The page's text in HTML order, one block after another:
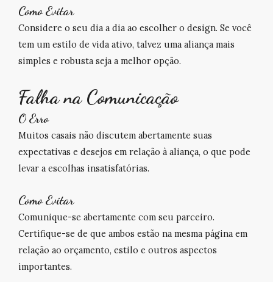
Como Evitar
Considere o seu dia a dia ao escolher o design. Se você
tem um estilo de vida ativo, talvez uma aliança mais
simples e robusta seja a melhor opção.
Falha na Comunicação
O Erro
Muitos casais não discutem abertamente suas
expectativas e desejos em relação à aliança, o que pode
levar a escolhas insatisfatórias.
Como Evitar
Comunique-se abertamente com seu parceiro.
Certifique-se de que ambos estão na mesma página em
relação ao orçamento, estilo e outros aspectos
importantes.